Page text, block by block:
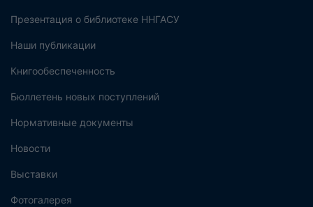
Презентация о библиотеке ННГАСУ
Наши публикации
Книгообеспеченность
Бюллетень новых поступлений
Нормативные документы
Новости
Выставки
Фотогалерея